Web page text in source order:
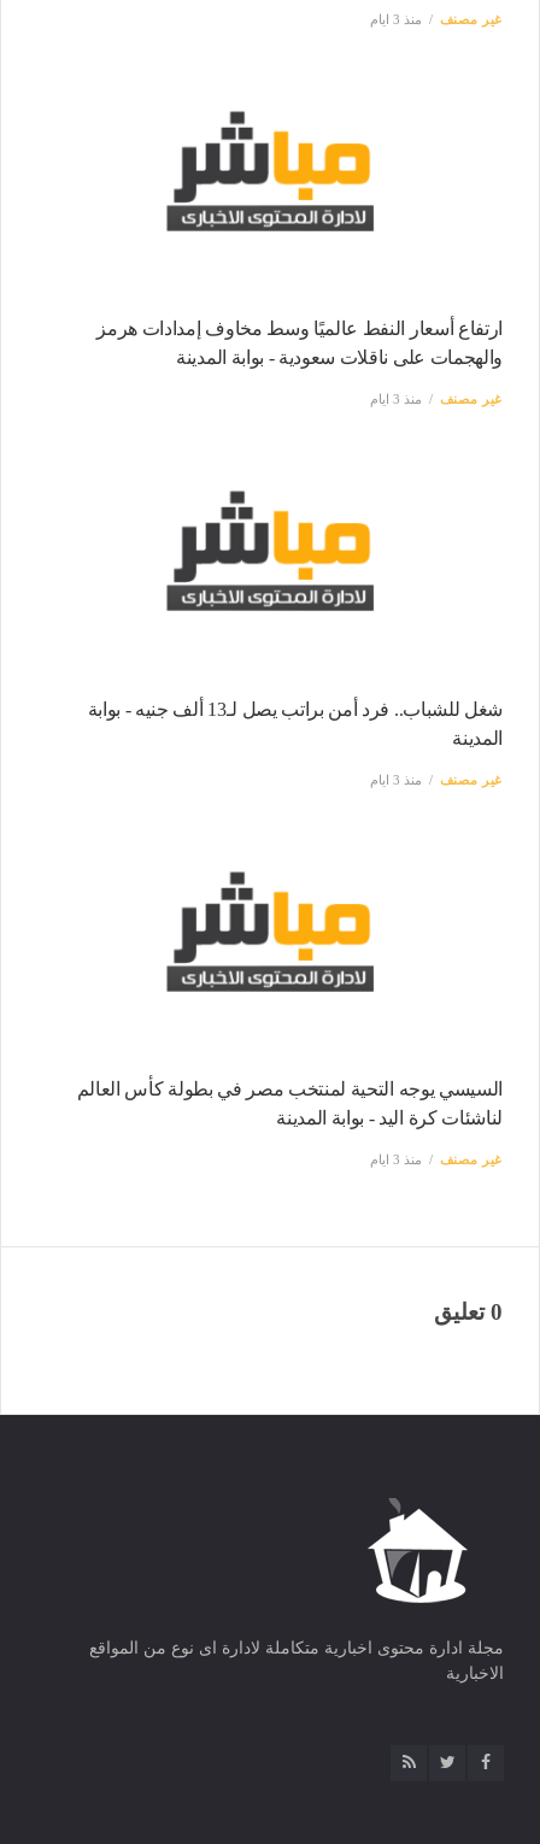
غير مصنف منذ 3 ايام
ارتفاع أسعار النفط عالميًا وسط مخاوف إمدادات هرمز
والهجمات على ناقلات سعودية - بوابة المدينة
غير مصنف منذ 3 ايام
شغل للشباب.. فرد أمن براتب يصل لـ13 ألف جنيه - بوابة
المدينة
غير مصنف منذ 3 ايام
السيسي يوجه التحية لمنتخب مصر في بطولة كأس العالم
لناشئات كرة اليد - بوابة المدينة
غير مصنف منذ 3 ايام
0 تعليق
مجلة ادارة محتوى اخبارية متكاملة لادارة اى نوع من المواقع
الاخبارية